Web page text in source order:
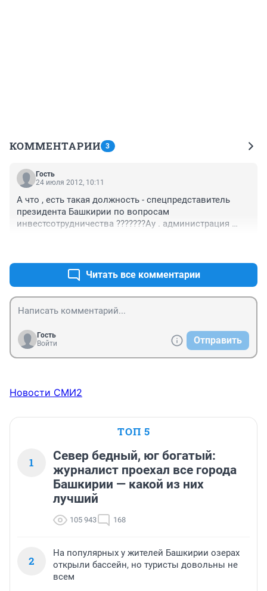
КОММЕНТАРИИ 3
Гость
24 июля 2012, 10:11
А что , есть такая должность - спецпредставитель
президента Башкирии по вопросам
инвестсотрудничества ???????Ау . администрация
Читать все комментарии
Гость
Войти
Отправить
Новости СМИ2
ТОП 5
1
Север бедный, юг богатый:
журналист проехал все города
Башкирии — какой из них
лучший
105 943 168
2
На популярных у жителей Башкирии озерах
открыли бассейн, но туристы довольны не
всем